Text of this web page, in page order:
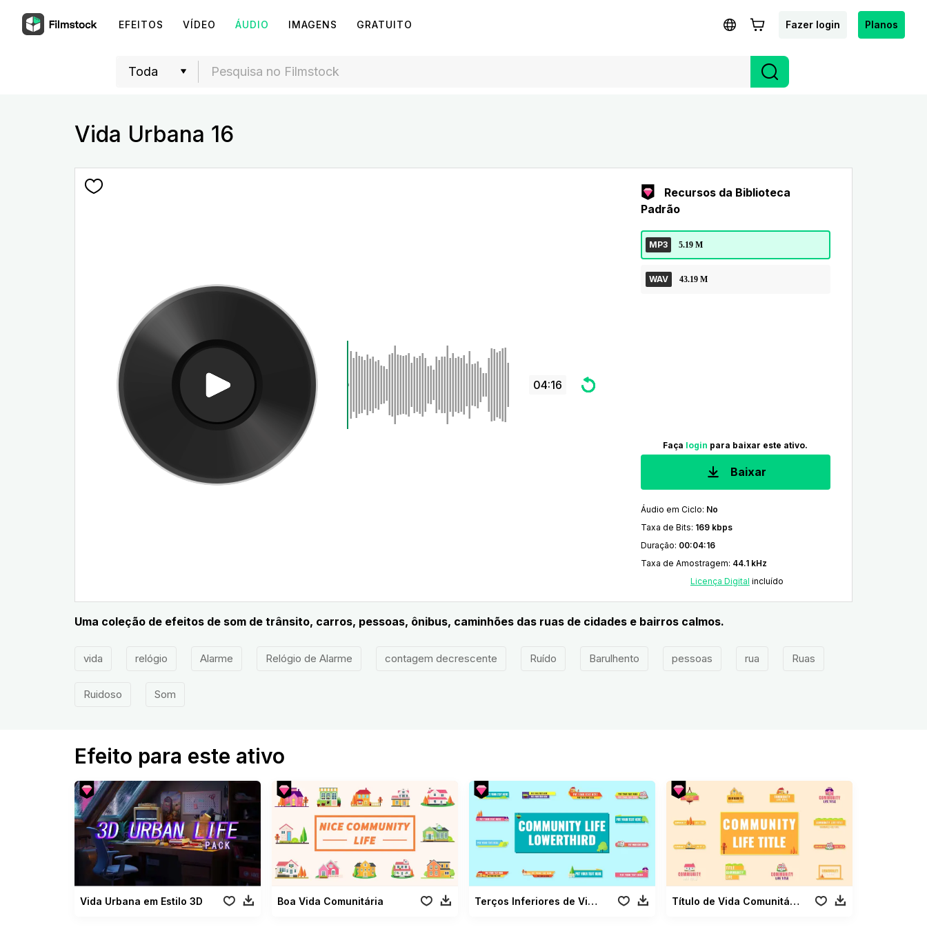
EFEITOS VÍDEO ÁUDIO IMAGENS GRATUITO Fazer login Planos
Vida Urbana 16
04:16
Recursos da Biblioteca
Padrão
MP3 5.19 M
WAV 43.19 M
Faça login para baixar este ativo.
Baixar
Áudio em Ciclo: No
Taxa de Bits: 169 kbps
Duração: 00:04:16
Taxa de Amostragem: 44.1 kHz
Licença Digital incluído
Uma coleção de efeitos de som de trânsito, carros, pessoas, ônibus, caminhões das ruas de cidades e bairros calmos.
vida relógio Alarme Relógio de Alarme contagem decrescente Ruído Barulhento pessoas rua Ruas
Ruidoso Som
Efeito para este ativo
Vida Urbana em Estilo 3D Boa Vida Comunitária Terços Inferiores de Vida Comunitária Título de Vida Comunitária